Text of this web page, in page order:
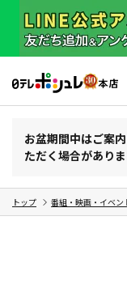
お盆期間中はご案
ただく場合があり
トップ 番組・映画・イベン